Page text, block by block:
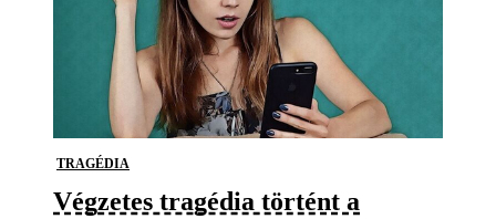
TRAGÉDIA
Végzetes tragédia történt a